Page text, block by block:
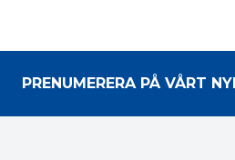
PRENUMERERA PÅ VÅRT